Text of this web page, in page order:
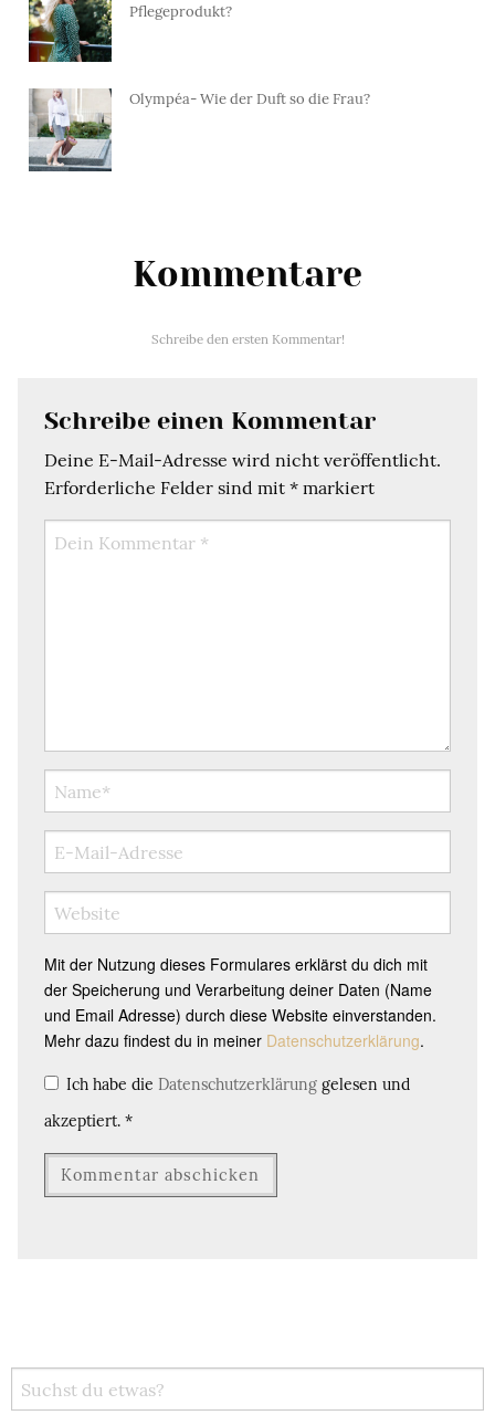
Pflegeprodukt?
Olympéa- Wie der Duft so die Frau?
Kommentare
Schreibe den ersten Kommentar!
Schreibe einen Kommentar
Deine E-Mail-Adresse wird nicht veröffentlicht.
Erforderliche Felder sind mit * markiert
Mit der Nutzung dieses Formulares erklärst du dich mit
der Speicherung und Verarbeitung deiner Daten (Name
und Email Adresse) durch diese Website einverstanden.
Mehr dazu findest du in meiner Datenschutzerklärung.
Ich habe die Datenschutzerklärung gelesen und
akzeptiert. *